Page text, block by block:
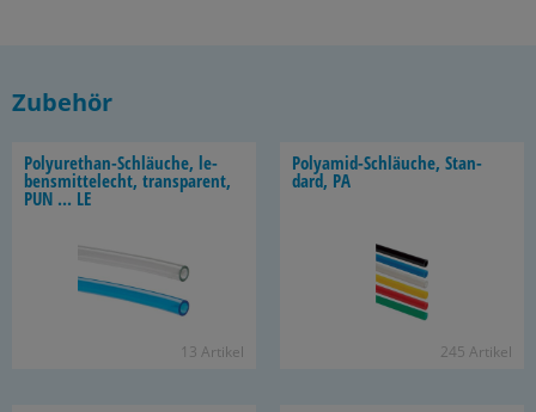
Zubehör
Polyurethan-​Schläuche, le­
bens­mit­tel­echt, trans­pa­rent,
PUN ... LE
13 Ar­ti­kel
Polyamid-​Schläuche, Stan­
dard, PA
245 Ar­ti­kel